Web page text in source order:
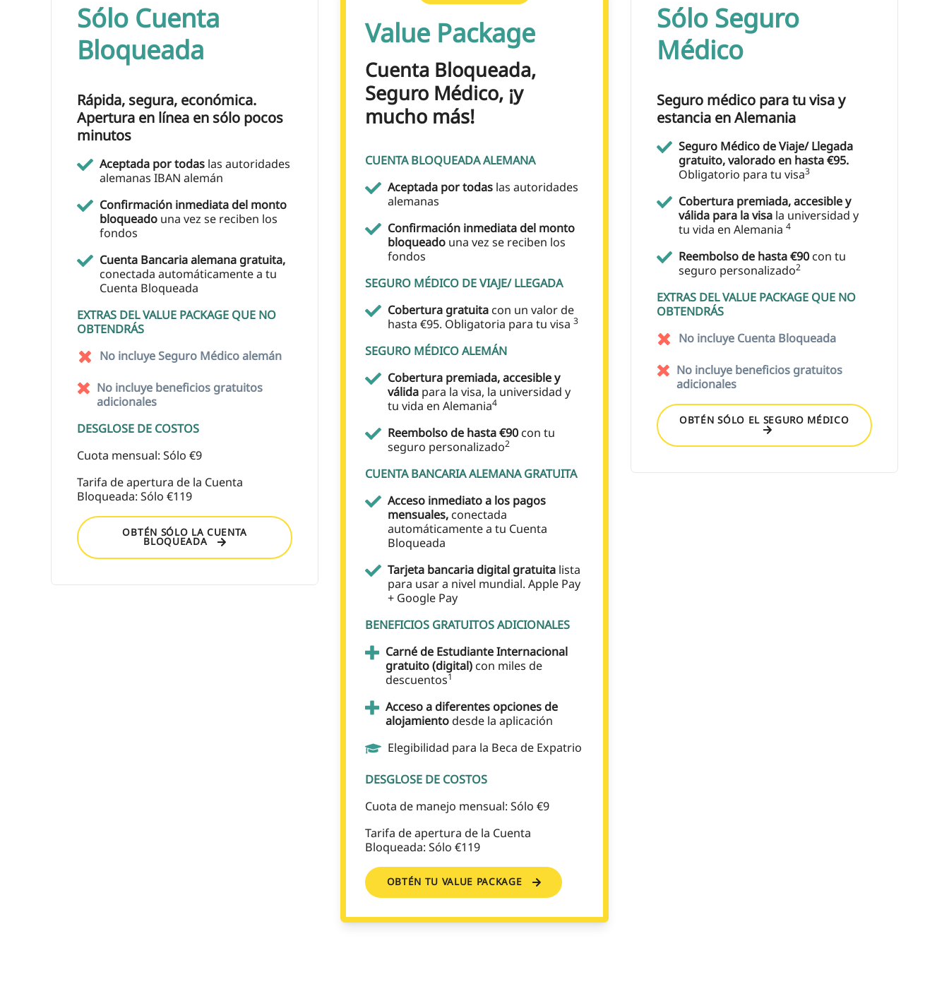
Sólo Cuenta
Bloqueada
Rápida, segura, económica.
Apertura en línea en sólo pocos
minutos
Aceptada por todaslas autoridades
alemanas IBAN alemán
Confirmación inmediata del monto
bloqueadouna vez se reciben los
fondos
Cuenta Bancaria alemana gratuita,
conectada automáticamente a tu
Cuenta Bloqueada
EXTRAS DEL VALUE PACKAGE QUE NO
OBTENDRÁS
No incluye Seguro Médico alemán
No incluye beneficios gratuitos
adicionales
DESGLOSE DE COSTOS
Cuota mensual: Sólo €9
Tarifa de apertura de la Cuenta
Bloqueada: Sólo €119
OBTÉN SÓLO LA CUENTA
BLOQUEADA
Value Package
Cuenta Bloqueada,
Seguro Médico, ¡y
mucho más!
CUENTA BLOQUEADA ALEMANA
Aceptada por todaslas autoridades
alemanas
Confirmación inmediata del monto
bloqueado una vez se reciben los
fondos
SEGURO MÉDICO DE VIAJE/ LLEGADA
Cobertura gratuita con un valor de
hasta €95. Obligatoria para tu visa 3
SEGURO MÉDICO ALEMÁN
Cobertura premiada, accesible y
válidapara la visa, la universidad y
tu vida en Alemania4
Reembolso de hasta €90con tu
seguro personalizado2
CUENTA BANCARIA ALEMANA GRATUITA
Acceso inmediato a los pagos
mensuales, conectada
automáticamente a tu Cuenta
Bloqueada
Tarjeta bancaria digital gratuita lista
para usar a nivel mundial. Apple Pay
+ Google Pay
BENEFICIOS GRATUITOS ADICIONALES
Carné de Estudiante Internacional
gratuito (digital) con miles de
descuentos1
Acceso a diferentes opciones de
alojamientodesde la aplicación
Elegibilidad para la Beca de Expatrio
DESGLOSE DE COSTOS
Cuota de manejo mensual: Sólo €9
Tarifa de apertura de la Cuenta
Bloqueada: Sólo €119
OBTÉN TU VALUE PACKAGE
Sólo Seguro
Médico
Seguro médico para tu visa y
estancia en Alemania
Seguro Médico de Viaje/ Llegada
gratuito, valorado en hasta €95.
Obligatorio para tu visa3
Cobertura premiada, accesible y
válida para la visa la universidad y
tu vida en Alemania 4
Reembolso de hasta €90 con tu
seguro personalizado2
EXTRAS DEL VALUE PACKAGE QUE NO
OBTENDRÁS
No incluye Cuenta Bloqueada
No incluye beneficios gratuitos
adicionales
OBTÉN SÓLO EL SEGURO MÉDICO